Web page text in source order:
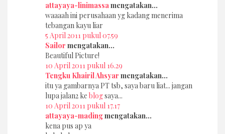
attayaya-linimassamengatakan...
waaaah ini perusahaan yg kadang menerima
tebangan kayu liar
5 April 2011 pukul 07.59
Sailor mengatakan...
Beautiful Picture!
10 April 2011 pukul 16.29
Tengku Khairil Ahsyar mengatakan...
itu ya gambarnya PT tsb, saya baru liat... jangan
lupa jalan2 ke blogsaya...
10 April 2011 pukul 17.17
attayaya-madingmengatakan...
kena pus ap ya